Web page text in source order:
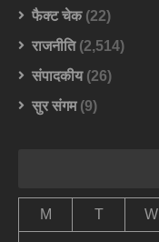
फैक्ट चेक(22)
राजनीति(2,514)
संपादकीय(26)
सुर संगम(9)
M T W